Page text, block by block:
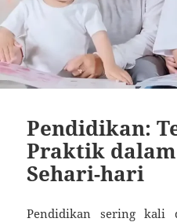
Pendidikan:
Praktik
Sehari-hari
Pendidikan sering kali